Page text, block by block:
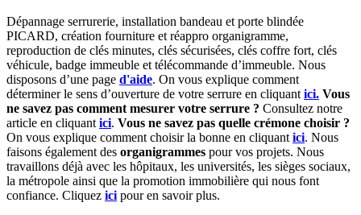
Dépannage serrurerie, installation bandeau et porte blindée
PICARD, création fourniture et réappro organigramme,
reproduction de clés minutes, clés sécurisées, clés coffre fort, clés
véhicule, badge immeuble et télécommande d’immeuble. Nous
disposons d’une page d'aide. On vous explique comment
déterminer le sens d’ouverture de votre serrure en cliquant ici. Vous
ne savez pas comment mesurer votre serrure ? Consultez notre
article en cliquant ici. Vous ne savez pas quelle crémone choisir ?
On vous explique comment choisir la bonne en cliquant ici. Nous
faisons également des organigrammes pour vos projets. Nous
travaillons déjà avec les hôpitaux, les universités, les sièges sociaux,
la métropole ainsi que la promotion immobilière qui nous font
confiance. Cliquez ici pour en savoir plus.